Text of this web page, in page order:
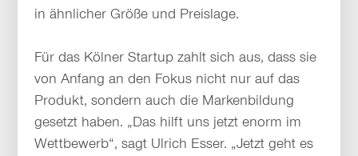
in ähnlicher Größe und Preislage.
Für das Kölner Startup zahlt sich aus, dass sie
von Anfang an den Fokus nicht nur auf das
Produkt, sondern auch die Markenbildung
gesetzt haben. „Das hilft uns jetzt enorm im
Wettbewerb“, sagt Ulrich Esser. „Jetzt geht es